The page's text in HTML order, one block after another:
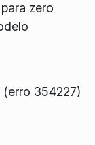
zero
354227)